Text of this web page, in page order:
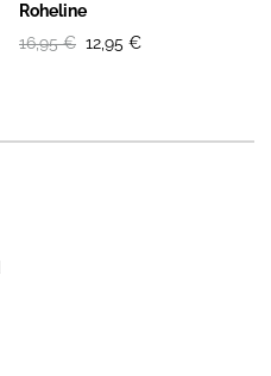
Roheline
16,95 € 12,95 €